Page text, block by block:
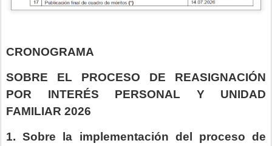
CRONOGRAMA
SOBRE EL PROCESO DE REASIGNACIÓN
POR INTERÉS PERSONAL Y UNIDAD
FAMILIAR 2026
1. Sobre la implementación del proceso de